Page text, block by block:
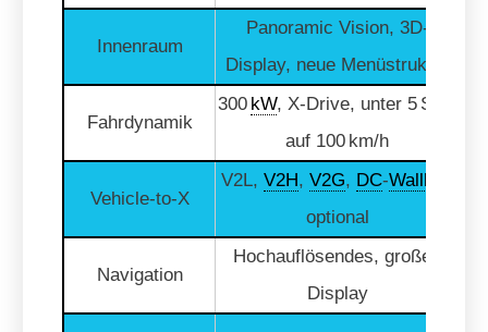
Innenraum
Panoramic Vision, 3D-
Display, neue Menüstruktur
Fahrdynamik
300 kW, X-Drive, unter 5 Sek.
auf 100 km/h
Vehicle-to-X
V2L, V2H, V2G, DC-Wallbox
optional
Navigation
Hochauflösendes, großes
Display